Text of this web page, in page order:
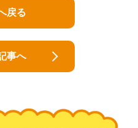
戻る
事へ